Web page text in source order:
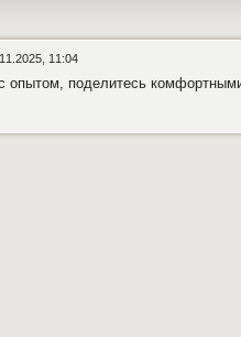
11:04
опытом, поделитесь